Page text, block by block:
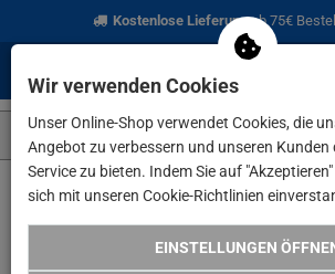
Kostenlose Lieferungab 75€
Wir verwenden Cookies
Unser Online-Shop verwendet Cookies, die
Angebot zu verbessern und unseren Kunden
Service zu bieten. Indem Sie auf
sich mit unseren Cookie-Richtlinien
EINSTELLUNGEN